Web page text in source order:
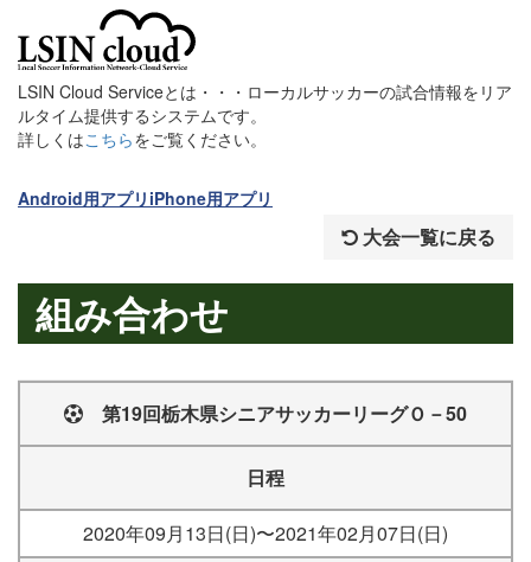
LSIN Cloud Serviceとは・・・ローカルサッカーの試合情報をリア
ルタイム提供するシステムです。
詳しくはこちらをご覧ください。
Android用アプリ iPhone用アプリ
大会一覧に戻る
組み合わせ
第19回栃木県シニアサッカーリーグＯ－50
日程
2020年09月13日(日)〜2021年02月07日(日)